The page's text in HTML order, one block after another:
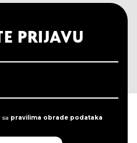
sa pravilima obrade podataka
PRIJAVU